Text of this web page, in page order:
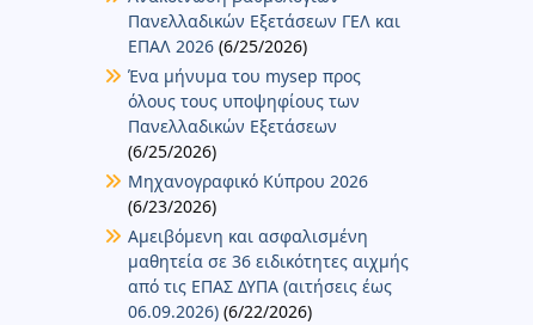
Πανελλαδικών Εξετάσεων ΓΕΛ και
ΕΠΑΛ 2026 (6/25/2026)
Ένα μήνυμα του mysep προς
όλους τους υποψηφίους των
Πανελλαδικών Εξετάσεων
(6/25/2026)
Μηχανογραφικό Κύπρου 2026
(6/23/2026)
Αμειβόμενη και ασφαλισμένη
μαθητεία σε 36 ειδικότητες αιχμής
από τις ΕΠΑΣ ΔΥΠΑ (αιτήσεις έως
06.09.2026) (6/22/2026)